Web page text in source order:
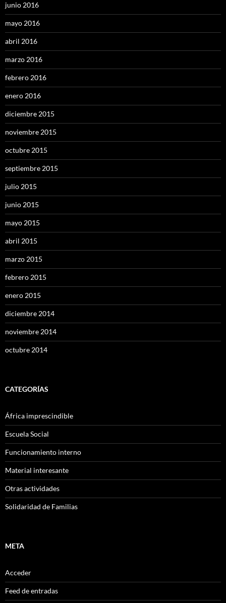
junio 2016
mayo 2016
abril 2016
marzo 2016
febrero 2016
enero 2016
diciembre 2015
noviembre 2015
octubre 2015
septiembre 2015
julio 2015
junio 2015
mayo 2015
abril 2015
marzo 2015
febrero 2015
enero 2015
diciembre 2014
noviembre 2014
octubre 2014
CATEGORÍAS
África imprescindible
Escuela Social
Funcionamiento interno
Material interesante
Otras actividades
Solidaridad de Familias
META
Acceder
Feed de entradas